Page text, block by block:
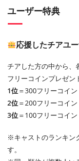
ユーザー特典
応援したチアユ
チアした方の中から、
フリーコインプレゼン
1位＝300フリーコイン
2位＝200フリーコイン
3位＝100フリーコイン
※キャストのランキン
す。